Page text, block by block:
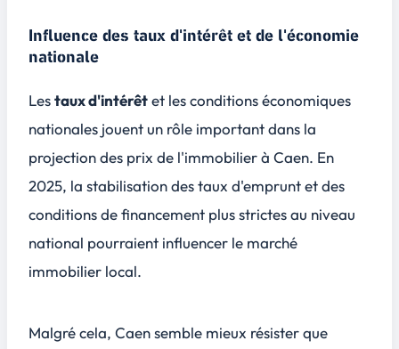
Influence des taux d'intérêt et de l'économie
nationale
Lestaux d'intérêtet lesconditions économiques
nationales jouent un rôle important dans la
projection des prix de l'immobilier à Caen. En
2025, la stabilisation des taux d'emprunt et des
conditions de financement plus strictes au niveau
national pourraient influencer le marché
immobilier local.
Malgré cela, Caen semble mieux résister que